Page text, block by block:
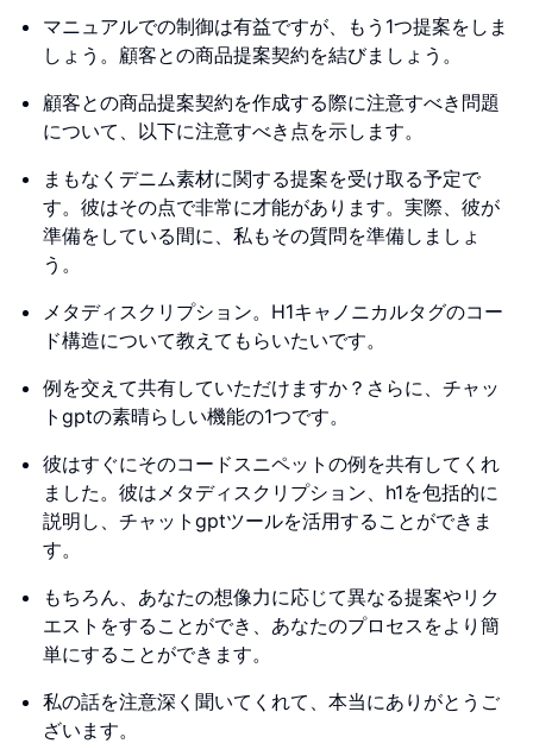
マニュアルでの制御は有益ですが、もう1つ提案をしま
しょう。顧客との商品提案契約を結びましょう。
顧客との商品提案契約を作成する際に注意すべき問題
について、以下に注意すべき点を示します。
まもなくデニム素材に関する提案を受け取る予定で
す。彼はその点で非常に才能があります。実際、彼が
準備をしている間に、私もその質問を準備しましょ
う。
メタディスクリプション。H1キャノニカルタグのコー
ド構造について教えてもらいたいです。
例を交えて共有していただけますか？さらに、チャッ
トgptの素晴らしい機能の1つです。
彼はすぐにそのコードスニペットの例を共有してくれ
ました。彼はメタディスクリプション、h1を包括的に
説明し、チャットgptツールを活用することができま
す。
もちろん、あなたの想像力に応じて異なる提案やリク
エストをすることができ、あなたのプロセスをより簡
単にすることができます。
私の話を注意深く聞いてくれて、本当にありがとうご
ざいます。